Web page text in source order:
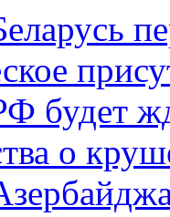
будет
о